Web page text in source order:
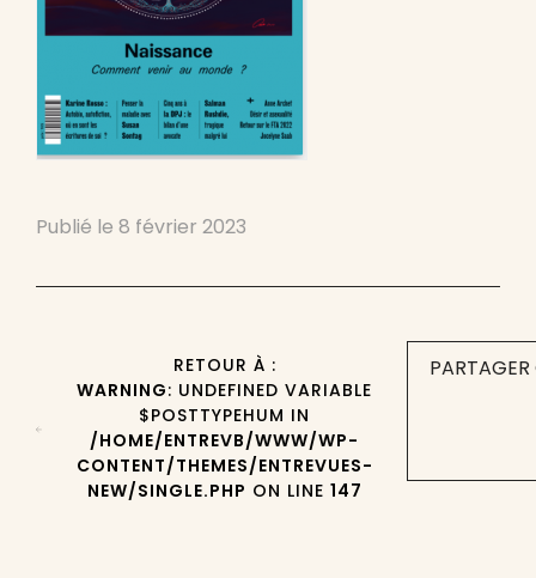
Publié le 8 février 2023
RETOUR À :
WARNING: UNDEFINED VARIABLE
$POSTTYPEHUM IN
/HOME/ENTREVB/WWW/WP-
CONTENT/THEMES/ENTREVUES-
NEW/SINGLE.PHP ON LINE 147